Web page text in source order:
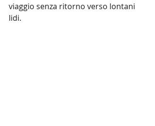
viaggio senza ritorno verso lontani
lidi.